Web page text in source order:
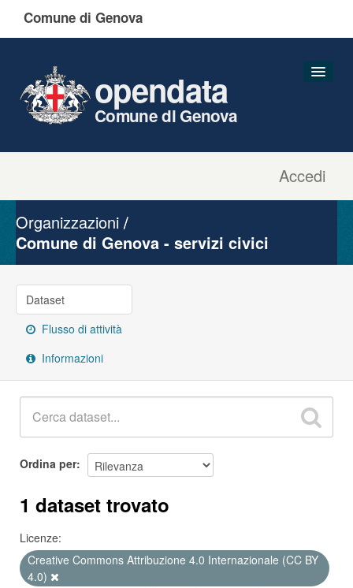
Comune di Genova
Accedi
opendata
Comune di Genova
Gruppi
Organizzazioni
Comune di Genova - servizi civici
Dataset
Flusso di attività
Informazioni
Ordina per
1 dataset trovato
Licenze:
Creative Commons Attribuzione 4.0 Internazionale (CC BY
4.0)